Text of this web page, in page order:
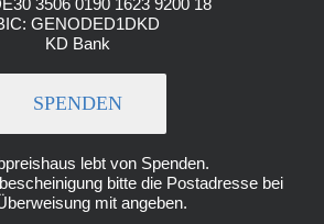
3506 0190 1623 9200 18
GENODED1DKD
KD Bank
SPENDEN
lebt von Spenden.
bitte die Postadresse bei
mit angeben.